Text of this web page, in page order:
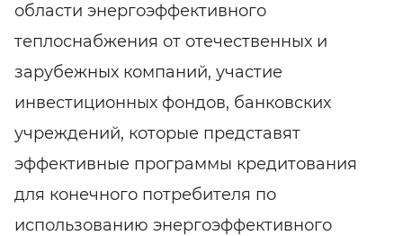
области энергоэффективного
теплоснабжения от отечественных и
зарубежных компаний, участие
инвестиционных фондов, банковских
учреждений, которые представят
эффективные программы кредитования
для конечного потребителя по
использованию энергоэффективного